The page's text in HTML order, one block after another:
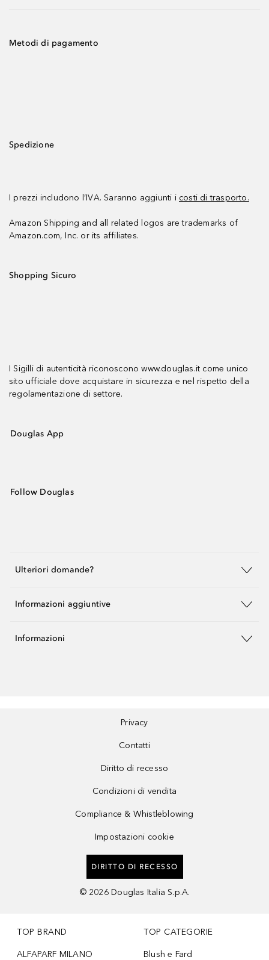
Metodi di pagamento
Spedizione
I prezzi includono l’IVA. Saranno aggiunti i costi di trasporto.
Amazon Shipping and all related logos are trademarks of
Amazon.com, Inc. or its affiliates.
Shopping Sicuro
I Sigilli di autenticità riconoscono www.douglas.it come unico
sito ufficiale dove acquistare in sicurezza e nel rispetto della
regolamentazione di settore.
Douglas App
Follow Douglas
Ulteriori domande?
Informazioni aggiuntive
Informazioni
Privacy
Contatti
Diritto di recesso
Condizioni di vendita
Compliance & Whistleblowing
Impostazioni cookie
DIRITTO DI RECESSO
© 2026 Douglas Italia S.p.A.
TOP BRAND
ALFAPARF MILANO
TOP CATEGORIE
Blush e Fard